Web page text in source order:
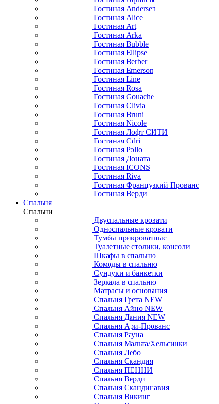
Гостиная Andersen
Гостиная Alice
Гостиная Art
Гостиная Arka
Гостиная Bubble
Гостиная Ellipse
Гостиная Berber
Гостиная Emerson
Гостиная Line
Гостиная Rosa
Гостиная Gouache
Гостиная Olivia
Гостиная Bruni
Гостиная Nicole
Гостиная Лофт СИТИ
Гостиная Odri
Гостиная Pollo
Гостиная Доната
Гостиная ICONS
Гостиная Riva
Гостиная Французкий Прованс
Гостиная Верди
Спальня
Спальни
Двуспальные кровати
Односпальные кровати
Тумбы прикроватные
Туалетные столики, консоли
Шкафы в спальню
Комоды в спальню
Сундуки и банкетки
Зеркала в спальню
Матрасы и основания
Спальня Грета NEW
Спальня Айно NEW
Спальня Дания NEW
Спальня Ари-Прованс
Спальня Рауна
Спальня Мальта/Хельсинки
Спальня Лебо
Спальня Скандия
Спальня ПЕННИ
Спальня Верди
Спальня Скандинавия
Спальня Викинг